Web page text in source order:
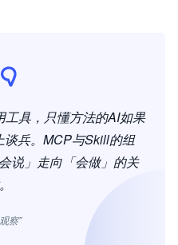
具，只懂方法的AI如果
兵。MCP与Skill的组
说」走向「会做」的关
察”